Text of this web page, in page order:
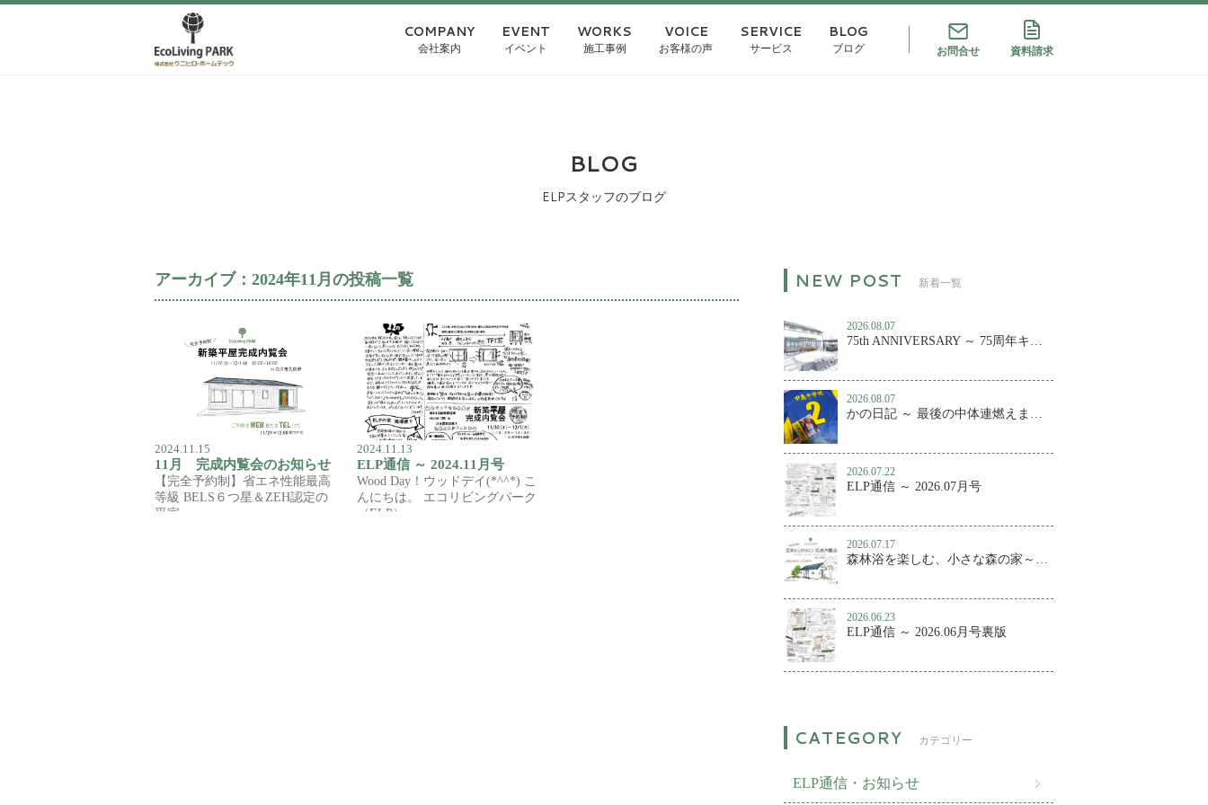
COMPANY
会社案内
EVENT
イベント
WORKS
施工事例
VOICE
お客様の声
SERVICE
サービス
BLOG
ブログ お問合せ 資料請求
BLOG
ELPスタッフのブログ
アーカイブ：2024年11月の投稿一覧
2024.11.15
11月 完成内覧会のお知らせ
【完全予約制】省エネ性能最高
等級 BELS６つ星＆ZEH認定の
平家 …
2024.11.13
ELP通信 ～ 2024.11月号
Wood Day！ウッドデイ(*^^*) こ
んにちは。 エコリビングパーク
（ELP）…
新着一覧
2026.08.07
75th ANNIVERSARY ～ 75周年キャンペーン第２弾！
2026.08.07
かの日記 ～ 最後の中体連燃えました
2026.07.22
ELP通信 ～ 2026.07月号
2026.07.17
森林浴を楽しむ、小さな森の家～百年KUMIKO 完成内覧会
2026.06.23
ELP通信 ～ 2026.06月号裏版
カテゴリー
ELP通信・お知らせ